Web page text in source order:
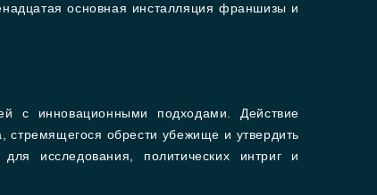
основная инсталляция франшизы и
с инновационными подходами. Действие
стремящегося обрести убежище и утвердить
исследования, политических интриг и